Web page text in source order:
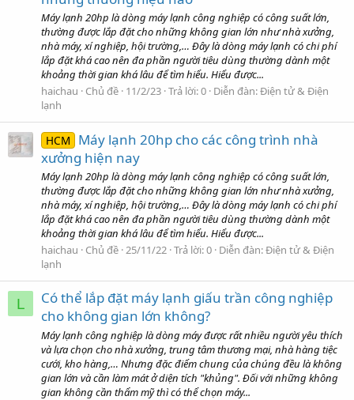
Máy lạnh 20hp là dòng máy lạnh công nghiệp có công suất lớn,
thường được lắp đặt cho những không gian lớn như nhà xưởng,
nhà máy, xí nghiệp, hội trường,… Đây là dòng máy lạnh có chi phí
lắp đặt khá cao nên đa phần người tiêu dùng thường dành một
khoảng thời gian khá lâu để tìm hiểu. Hiểu được...
haichau
Chủ đề 11/2/23 Trả lời: 0 Diễn đàn:Điện tử & Điện
lạnh
HCM
Máy lạnh 20hp cho các công trình nhà
xưởng hiện nay
Máy lạnh 20hp là dòng máy lạnh công nghiệp có công suất lớn,
thường được lắp đặt cho những không gian lớn như nhà xưởng,
nhà máy, xí nghiệp, hội trường,… Đây là dòng máy lạnh có chi phí
lắp đặt khá cao nên đa phần người tiêu dùng thường dành một
khoảng thời gian khá lâu để tìm hiểu. Hiểu được...
haichau
Chủ đề 25/11/22 Trả lời: 0 Diễn đàn:Điện tử & Điện
lạnh
L
Có thể lắp đặt máy lạnh giấu trần công nghiệp
cho không gian lớn không?
Máy lạnh công nghiệp là dòng máy được rất nhiều người yêu thích
và lựa chọn cho nhà xưởng, trung tâm thương mại, nhà hàng tiệc
cưới, kho hàng,… Nhưng đặc điểm chung của chúng đều là không
gian lớn và cần làm mát ở diện tích "khủng". Đối với những không
gian không cần thẩm mỹ thì có thể chọn máy...